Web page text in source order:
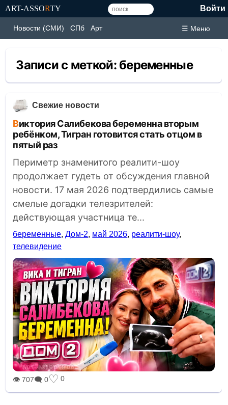
ART-ASSORTY Войти
Новости (СМИ) СПб Арт ☰ Меню
Записи с меткой: беременные
Свежие новости
Виктория Салибекова беременна вторым
ребёнком, Тигран готовится стать отцом в
пятый раз
Периметр знаменитого реалити-шоу
продолжает гудеть от обсуждения главной
новости. 17 мая 2026 подтвердились самые
смелые догадки телезрителей:
действующая участница те...
беременные,Дом-2, май 2026, реалити-шоу,
телевидение
👁 707🗨 0♡ 0